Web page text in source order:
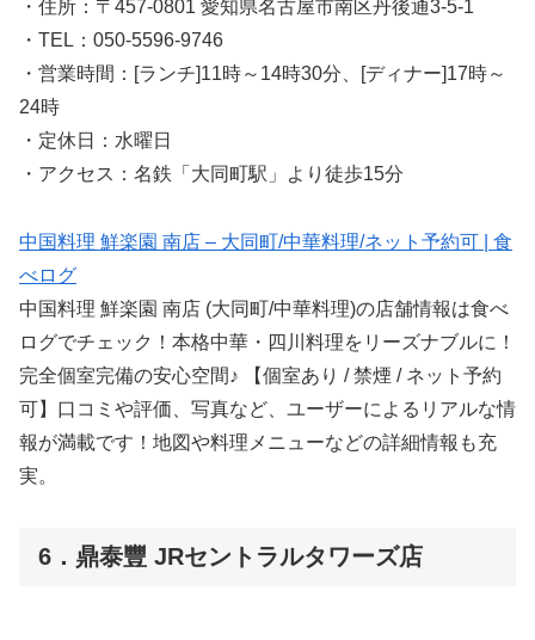
・住所：〒457-0801 愛知県名古屋市南区丹後通3-5-1
・TEL：050-5596-9746
・営業時間：[ランチ]11時～14時30分、[ディナー]17時～
24時
・定休日：水曜日
・アクセス：名鉄「大同町駅」より徒歩15分
中国料理 鮮楽園 南店 – 大同町/中華料理/ネット予約可 | 食
べログ
中国料理 鮮楽園 南店 (大同町/中華料理)の店舗情報は食べ
ログでチェック！本格中華・四川料理をリーズナブルに！
完全個室完備の安心空間♪ 【個室あり / 禁煙 / ネット予約
可】口コミや評価、写真など、ユーザーによるリアルな情
報が満載です！地図や料理メニューなどの詳細情報も充
実。
6．鼎泰豐 JRセントラルタワーズ店